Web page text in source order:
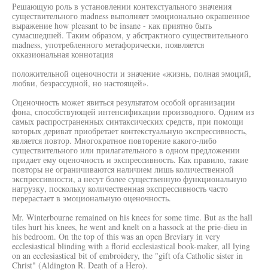
Решающую роль в установлении контекстуального значения
существительного madness выполняет эмоционально окрашенное
выражение how pleasant to be insane - как приятно быть
сумасшедшей. Таким образом, у абстрактного существительного
madness, употребленного метафорически, появляется
окказиональная коннотация
положительной оценочности и значение «жизнь, полная эмоций,
любви, безрассудной, но настоящей».
Оценочность может явиться результатом особой организации
фона, способствующей интенсификации производного. Одним из
самых распространенных синтаксических средств, при помощи
которых дериват приобретает контекстуальную экспрессивность,
является повтор. Многократное повторение какого-либо
существительного или прилагательного в одном предложении
придает ему оценочность и экспрессивность. Как правило, такие
повторы не ограничиваются наличием лишь количественной
экспрессивности, а несут более существенную функциональную
нагрузку, поскольку количественная экспрессивность часто
перерастает в эмоциональную оценочность.
Mr. Winterbourne remained on his knees for some time. But as the hall
tiles hurt his knees, he went and knelt on a hassock at the prie-dieu in
his bedroom. On the top of this was an open Breviary in very
ecclesiastical blinding with a florid ecclesiastical book-maker, all lying
on an ecclesiastical bit of embroidery, the "gift ofa Catholic sister in
Christ" (Aldington R. Death of a Hero).